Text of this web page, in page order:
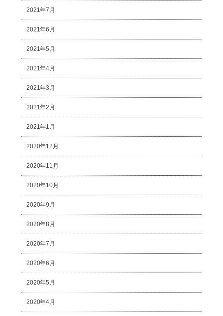
2021年7月
2021年6月
2021年5月
2021年4月
2021年3月
2021年2月
2021年1月
2020年12月
2020年11月
2020年10月
2020年9月
2020年8月
2020年7月
2020年6月
2020年5月
2020年4月